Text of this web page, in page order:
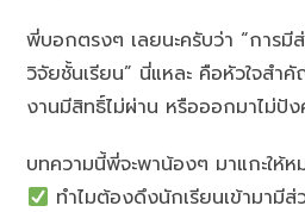
พี่บอกตรงๆ เลยนะครับว่า “การมี
วิจัยชั้นเรียน” นี่แหละ คือหัวใจส
งานมีสิทธิ์ไม่ผ่าน หรือออกมาไม่ปัง
บทความนี้พี่จะพาน้องๆ มาแกะให้ห
ทำไมต้องดึงนักเรียนเข้ามามีส่